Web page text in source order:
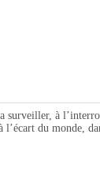
à
du monde,